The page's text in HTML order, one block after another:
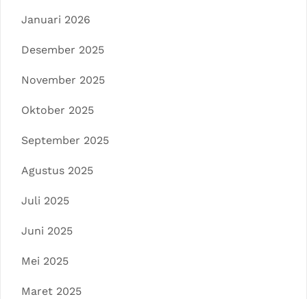
Januari 2026
Desember 2025
November 2025
Oktober 2025
September 2025
Agustus 2025
Juli 2025
Juni 2025
Mei 2025
Maret 2025